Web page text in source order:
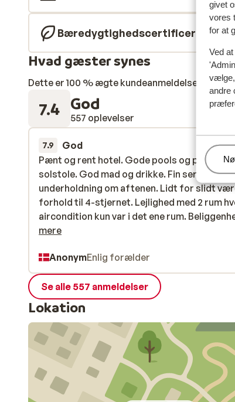
givet
vores
for at
Ved
vælge,
andre
Bæredygtighedscertificeret
Hvad gæster synes
Dette er 100 % ægte kundeanmeldelser, der
7.4 God
557 oplevelser
7.9 God
Pænt og rent hotel. Gode pools og passende
solstole. God mad og drikke. Fin service.
underholdning om aftenen. Lidt for slidt
forhold til 4-stjernet. Lejlighed med 2 rum
aircondition kun var i det ene rum.
udmærket. Tæt på fin strand, men langt at gå
på øen. Vi bookede en taxa én gang og den
forsinket. Men alt i alt et godt og prisvenligt
Pænt og rent hotel. Gode pools og passende
solstole. God mad og drikke. Fin service.
underholdning om aftenen. Lidt for slidt
forhold til 4-stjernet. Lejlighed med 2 rum
aircondition kun var i det ene rum.
mere
AnonymEnlig forælder
Se alle 557 anmeldelser
Lokation